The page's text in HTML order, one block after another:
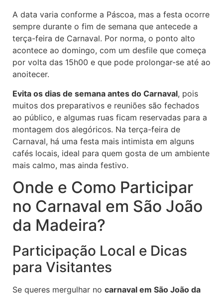
A data varia conforme a Páscoa, mas a festa ocorre
sempre durante o fim de semana que antecede a
terça-feira de Carnaval. Por norma, o ponto alto
acontece ao domingo, com um desfile que começa
por volta das 15h00 e que pode prolongar-se até ao
anoitecer.
Evita os dias de semana antes do Carnaval, pois
muitos dos preparativos e reuniões são fechados
ao público, e algumas ruas ficam reservadas para a
montagem dos alegóricos. Na terça-feira de
Carnaval, há uma festa mais intimista em alguns
cafés locais, ideal para quem gosta de um ambiente
mais calmo, mas ainda festivo.
Onde e Como Participar
no Carnaval em São João
da Madeira?
Participação Local e Dicas
para Visitantes
Se queres mergulhar no carnaval em São João da